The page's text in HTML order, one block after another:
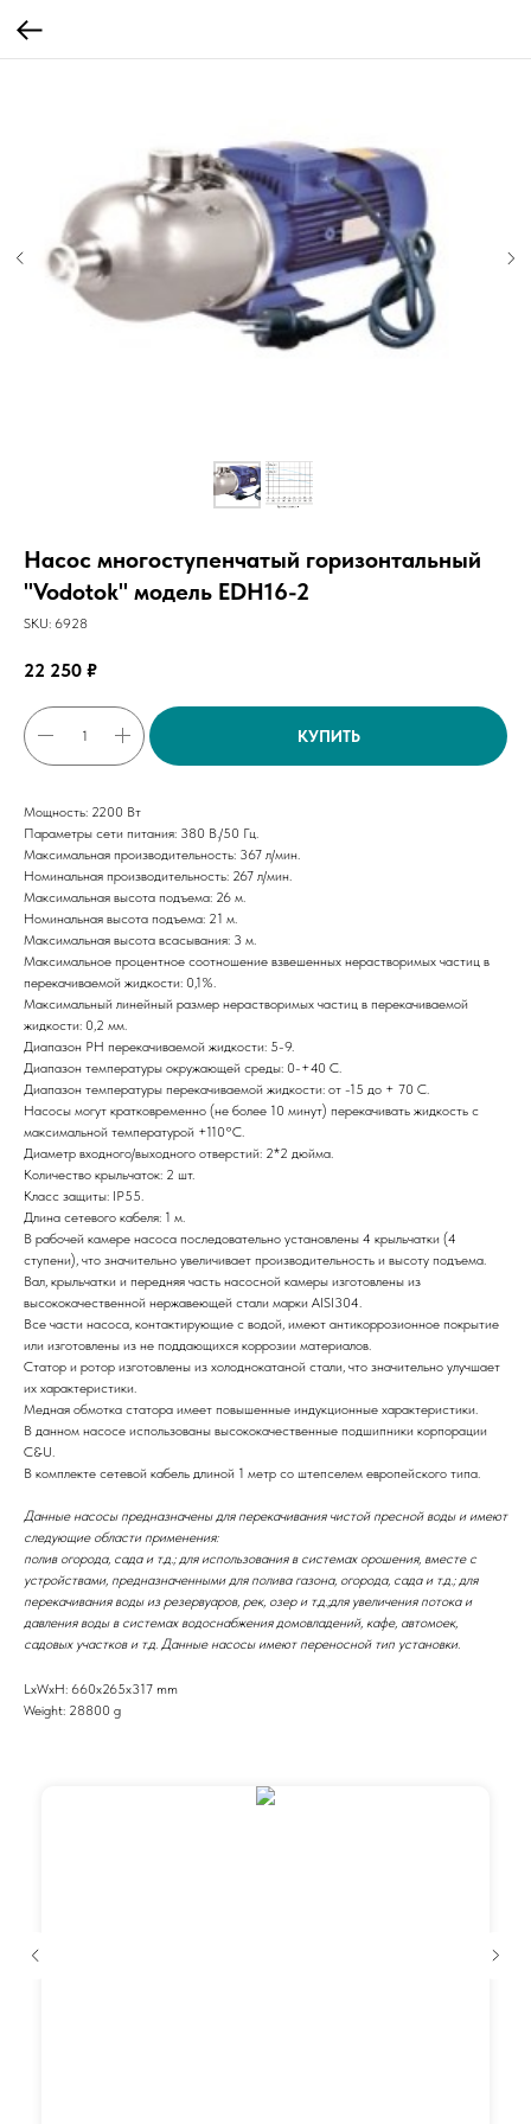
Насос многоступенчатый горизонтальный
"Vodotok" модель EDH16-2
SKU: 6928
22 250 ₽
КУПИТЬ
Мощность: 2200 Вт
Параметры сети питания: 380 В./50 Гц.
Максимальная производительность: 367 л/мин.
Номинальная производительность: 267 л/мин.
Максимальная высота подъема: 26 м.
Номинальная высота подъема: 21 м.
Максимальная высота всасывания: 3 м.
Максимальное процентное соотношение взвешенных нерастворимых частиц в
перекачиваемой жидкости: 0,1%.
Максимальный линейный размер нерастворимых частиц в перекачиваемой
жидкости: 0,2 мм.
Диапазон РН перекачиваемой жидкости: 5-9.
Диапазон температуры окружающей среды: 0-+40 С.
Диапазон температуры перекачиваемой жидкости: от -15 до + 70 С.
Насосы могут кратковременно (не более 10 минут) перекачивать жидкость с
максимальной температурой +110°С.
Диаметр входного/выходного отверстий: 2*2 дюйма.
Количество крыльчаток: 2 шт.
Класс защиты: IP55.
Длина сетевого кабеля: 1 м.
В рабочей камере насоса последовательно установлены 4 крыльчатки (4
ступени), что значительно увеличивает производительность и высоту подъема.
Вал, крыльчатки и передняя часть насосной камеры изготовлены из
высококачественной нержавеющей стали марки AISI304.
Все части насоса, контактирующие с водой, имеют антикоррозионное покрытие
или изготовлены из не поддающихся коррозии материалов.
Статор и ротор изготовлены из холоднокатаной стали, что значительно улучшает
их характеристики.
Медная обмотка статора имеет повышенные индукционные характеристики.
В данном насосе использованы высококачественные подшипники корпорации
C&U.
В комплекте сетевой кабель длиной 1 метр со штепселем европейского типа.
Данные насосы предназначены для перекачивания чистой пресной воды и имеют
следующие области применения:
полив огорода, сада и т.д.; для использования в системах орошения, вместе с
устройствами, предназначенными для полива газона, огорода, сада и т.д.; для
перекачивания воды из резервуаров, рек, озер и т.д.;для увеличения потока и
давления воды в системах водоснабжения домовладений, кафе, автомоек,
садовых участков и т.д. Данные насосы имеют переносной тип установки.
LxWxH: 660x265x317 mm
Weight: 28800 g